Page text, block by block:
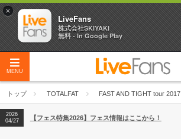
MENU
トップ TOTALFAT FAST AND TIGHT tour 2017
2026
04/27
2026
【ライブ動員ランキング】2026年上半期編発表！
2026
04/27
【フェス特集2026】フェス情報はここから！
×
LiveFans
株式会社SKIYAKI
無料 - In Google Play